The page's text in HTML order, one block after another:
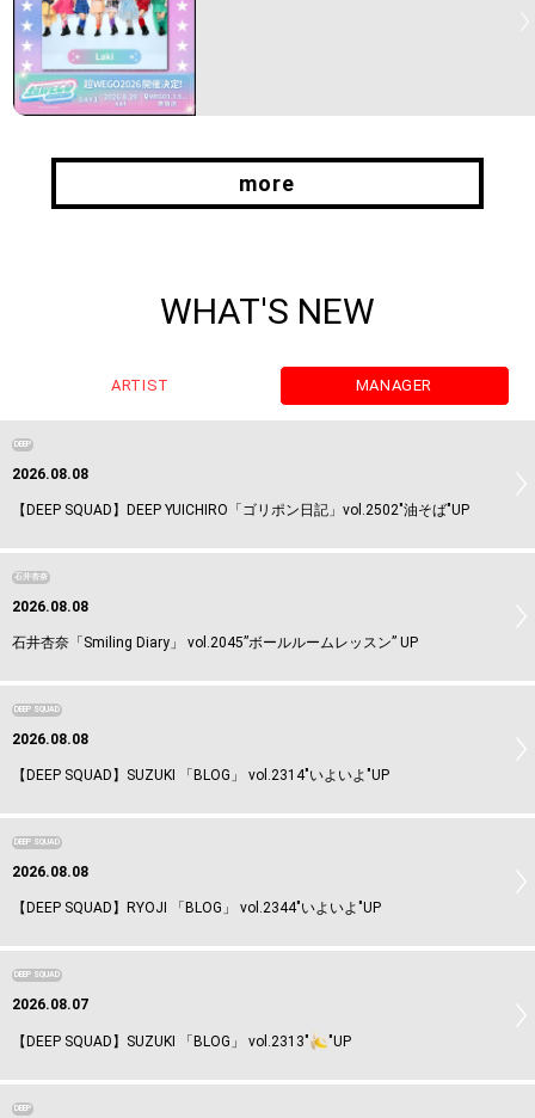
more
WHAT'S NEW
ARTIST MANAGER
DEEP
2026.08.08
【DEEP SQUAD】DEEP YUICHIRO「ゴリポン日記」vol.2502"油そば"UP
石井杏奈
2026.08.08
石井杏奈「Smiling Diary」 vol.2045”ボールルームレッスン” UP
DEEP SQUAD
2026.08.08
【DEEP SQUAD】SUZUKI 「BLOG」 vol.2314"いよいよ"UP
DEEP SQUAD
2026.08.08
【DEEP SQUAD】RYOJI 「BLOG」 vol.2344"いよいよ"UP
DEEP SQUAD
2026.08.07
【DEEP SQUAD】SUZUKI 「BLOG」 vol.2313" "UP
DEEP